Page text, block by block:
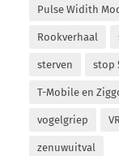
Pulse Widith
Rookverhaal
sterven stop
T-Mobile en
vogelgriep
zenuwuitval